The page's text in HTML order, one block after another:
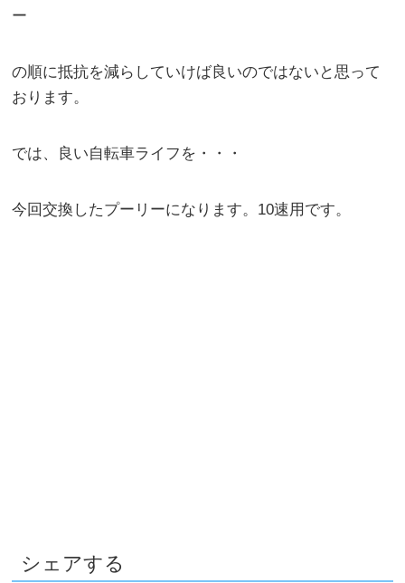
ー
の順に抵抗を減らしていけば良いのではないと思って
おります。
では、良い自転車ライフを・・・
今回交換したプーリーになります。10速用です。
シェアする